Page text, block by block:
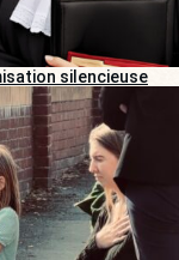
silencieuse